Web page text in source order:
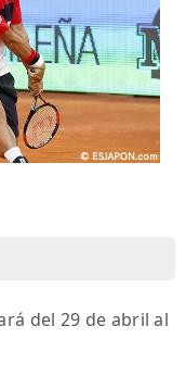
del 29 de abril al